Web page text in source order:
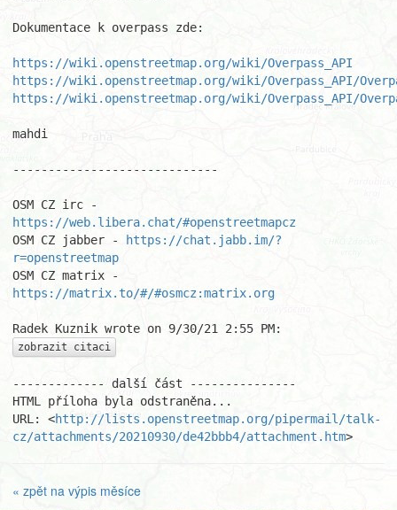
Dokumentace k overpass zde:
https://wiki.openstreetmap.org/wiki/Overpass_API
https://wiki.openstreetmap.org/wiki/Overpass_API/
https://wiki.openstreetmap.org/wiki/Overpass_API/
mahdi
-----------------------------
https://web.libera.chat/#openstreetmapcz
OSM CZ jabber -
https://chat.jabb.im/?
r=openstreetmap
https://matrix.to/#/#osmcz:matrix.org
zobrazit citaci
------------- další část ---------------
HTML příloha byla odstraněna...
URL: <http://lists.openstreetmap.org/pipermail/talk-
cz/attachments/20210930/de42bbb4/attachment.htm>
« zpět na výpis měsíce